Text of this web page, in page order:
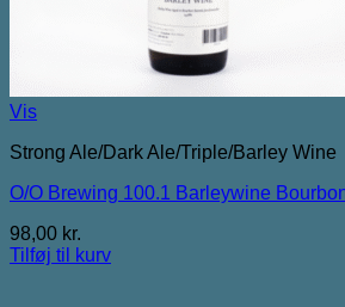
Vis
Strong Ale/Dark Ale/Triple/Barley Wine
O/O Brewing 100.1 Barleywine
98,00 kr.
Tilføj til kurv